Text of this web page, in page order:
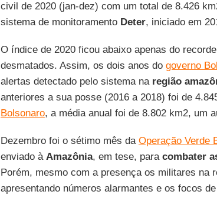
civil de 2020 (jan-dez) com um total de 8.426
sistema de monitoramento Deter, iniciado em
O índice de 2020 ficou abaixo apenas do
desmatados. Assim, os dois anos do governo
alertas detectado pelo sistema na região
anteriores a sua posse (2016 a 2018) foi de
Bolsonaro, a média anual foi de 8.802 km2, um
Dezembro foi o sétimo mês da Operação Verde
enviado à Amazônia, em tese, para combater
Porém, mesmo com a presença os militares na
apresentando números alarmantes e os focos